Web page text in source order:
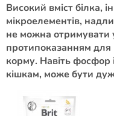
Високий вміст білка,
мікроелементів,
не можна отримувати
протипоказанням
корму. Навіть фосфор
кішкам, може бути